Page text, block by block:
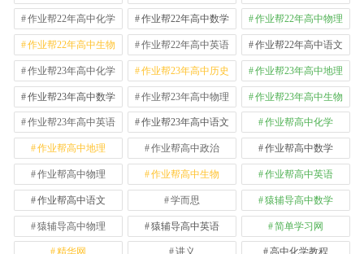
作业帮22年高中化学 作业帮22年高中数学 作业帮22年高中物理
作业帮22年高中生物 作业帮22年高中英语 作业帮22年高中语文
作业帮23年高中化学 作业帮23年高中历史 作业帮23年高中地理
作业帮23年高中数学 作业帮23年高中物理 作业帮23年高中生物
作业帮23年高中英语 作业帮23年高中语文 作业帮高中化学
作业帮高中地理 作业帮高中政治 作业帮高中数学
作业帮高中物理 作业帮高中生物 作业帮高中英语
作业帮高中语文 学而思 猿辅导高中数学
猿辅导高中物理 猿辅导高中英语 简单学习网